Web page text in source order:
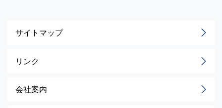
サイトマップ
リンク
会社案内